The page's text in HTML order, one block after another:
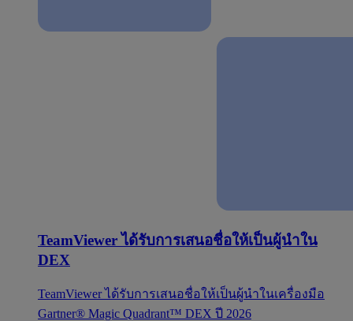
TeamViewer ได้รับการเสนอชื่อให้เป็นผู้นำใน
DEX
TeamViewer ได้รับการเสนอชื่อให้เป็นผู้นำในเครื่องมือ
Gartner® Magic Quadrant™ DEX ปี 2026